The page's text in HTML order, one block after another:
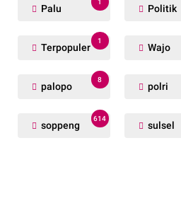
Palu
1
Politik
Terpopuler
1
Wajo
palopo
8
polri
soppeng
614
sulsel